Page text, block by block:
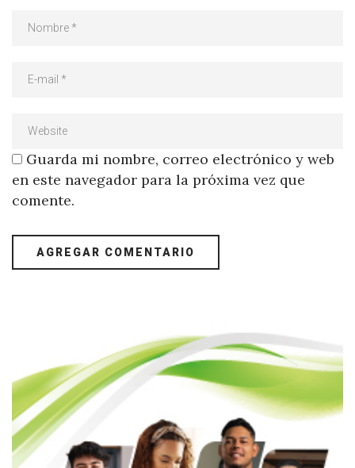
Guarda mi nombre, correo electrónico y web
en este navegador para la próxima vez que
comente.